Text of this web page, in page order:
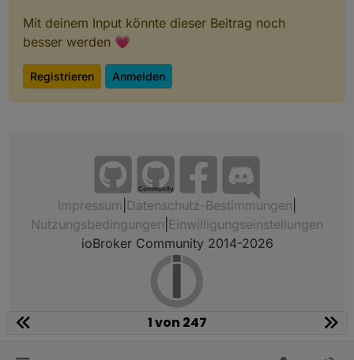
Mit deinem Input könnte dieser Beitrag noch
besser werden 💗
Registrieren Anmelden
Community
Impressum Datenschutz-Bestimmungen
Nutzungsbedingungen Einwilligungseinstellungen
ioBroker Community 2014-2026
1 von 247